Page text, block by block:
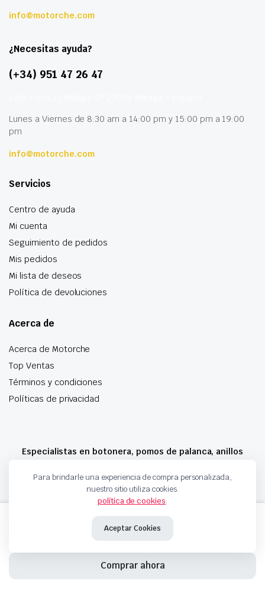
INTERIOR DELANTERA
Añadir al carrito
Comprar ahora
info@motorche.com
¿Necesitas ayuda?
(+34) 951 47 26 47
Lunes a Viernes de 8:30 am a 14:00 pm y 15:00 pm a 19:00
pm
info@motorche.com
Servicios
Centro de ayuda
Mi cuenta
Seguimiento de pedidos
Mis pedidos
Mi lista de deseos
Política de devoluciones
Acerca de
Acerca de Motorche
Top Ventas
Términos y condiciones
Políticas de privacidad
Especialistas en botonera, pomos de palanca, anillos
Copyright 2024 © Motorche Autoparts. Todos los derechos reservados
Para brindarle una experiencia de compra personalizada,
nuestro sitio utiliza cookies.
política de cookies.
Aceptar Cookies